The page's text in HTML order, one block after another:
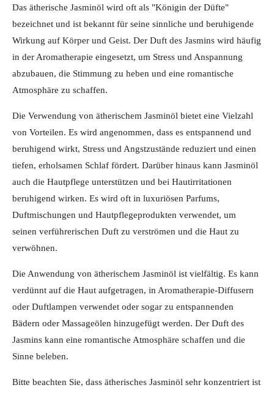
Das ätherische Jasminöl wird oft als "Königin der Düfte"
bezeichnet und ist bekannt für seine sinnliche und beruhigende
Wirkung auf Körper und Geist. Der Duft des Jasmins wird häufig
in der Aromatherapie eingesetzt, um Stress und Anspannung
abzubauen, die Stimmung zu heben und eine romantische
Atmosphäre zu schaffen.
Die Verwendung von ätherischem Jasminöl bietet eine Vielzahl
von Vorteilen. Es wird angenommen, dass es entspannend und
beruhigend wirkt, Stress und Angstzustände reduziert und einen
tiefen, erholsamen Schlaf fördert. Darüber hinaus kann Jasminöl
auch die Hautpflege unterstützen und bei Hautirritationen
beruhigend wirken. Es wird oft in luxuriösen Parfums,
Duftmischungen und Hautpflegeprodukten verwendet, um
seinen verführerischen Duft zu verströmen und die Haut zu
verwöhnen.
Die Anwendung von ätherischem Jasminöl ist vielfältig. Es kann
verdünnt auf die Haut aufgetragen, in Aromatherapie-Diffusern
oder Duftlampen verwendet oder sogar zu entspannenden
Bädern oder Massageölen hinzugefügt werden. Der Duft des
Jasmins kann eine romantische Atmosphäre schaffen und die
Sinne beleben.
Bitte beachten Sie, dass ätherisches Jasminöl sehr konzentriert ist